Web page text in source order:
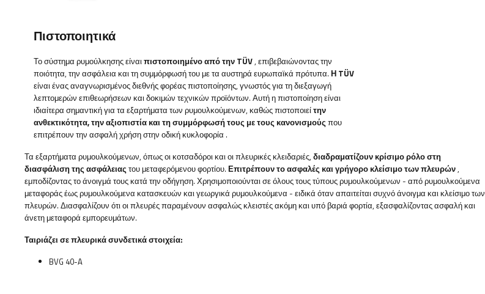
Πιστοποιητικά
Το σύστημα ρυμούλκησηςείναιπιστοποιημένο από την TÜV , επιβεβαιώνοντας την
ποιότητα, την ασφάλεια και τη συμμόρφωσή του με τα αυστηρά ευρωπαϊκά πρότυπα. Η TÜV
είναι ένας αναγνωρισμένος διεθνής φορέας πιστοποίησης, γνωστός για τη διεξαγωγή
λεπτομερών επιθεωρήσεων και δοκιμών τεχνικών προϊόντων. Αυτή η πιστοποίηση είναι
ιδιαίτερα σημαντική για τα εξαρτήματα των ρυμουλκούμενων, καθώς πιστοποιείτην
ανθεκτικότητα, την αξιοπιστία και τη συμμόρφωσή τους με τους κανονισμούς που
επιτρέπουν την ασφαλή χρήση στην οδική κυκλοφορία .
Τα εξαρτήματα ρυμουλκούμενων, όπως οι κοτσαδόροι και οι πλευρικές κλειδαριές, διαδραματίζουν κρίσιμο ρόλο στη
διασφάλιση της ασφάλειας του μεταφερόμενου φορτίου. Επιτρέπουν το ασφαλές και γρήγορο κλείσιμο των πλευρών ,
εμποδίζοντας το άνοιγμά τους κατά την οδήγηση. Χρησιμοποιούνται σε όλους τους τύπους ρυμουλκούμενων - από ρυμουλκούμενα
μεταφοράς έως ρυμουλκούμενα κατασκευών και γεωργικά ρυμουλκούμενα - ειδικά όταν απαιτείται συχνό άνοιγμα και κλείσιμο των
πλευρών. Διασφαλίζουν ότι οι πλευρές παραμένουν ασφαλώς κλειστές ακόμη και υπό βαριά φορτία, εξασφαλίζοντας ασφαλή και
άνετη μεταφορά εμπορευμάτων.
Ταιριάζει σε πλευρικά συνδετικά στοιχεία:
BVG 40-A